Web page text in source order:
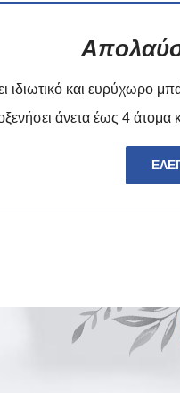
ιδιωτικό και ευρύχωρο
άνετα έως 4 άτομα